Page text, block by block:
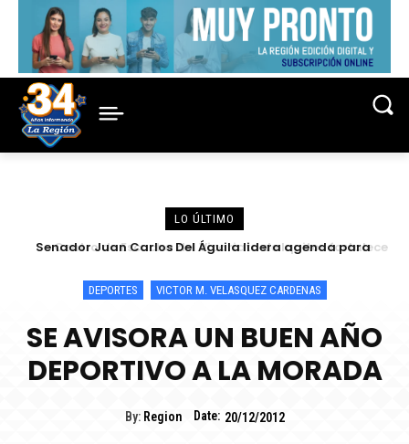
LO ÚLTIMO
Senador Juan Carlos Del Águila lidera agenda para
Centro de Escucha del Vicariato de Iquitos fortalece
DEPORTES VICTOR M. VELASQUEZ CARDENAS
SE AVISORA UN BUEN AÑO
DEPORTIVO A LA MORADA
By: Region Date: 20/12/2012